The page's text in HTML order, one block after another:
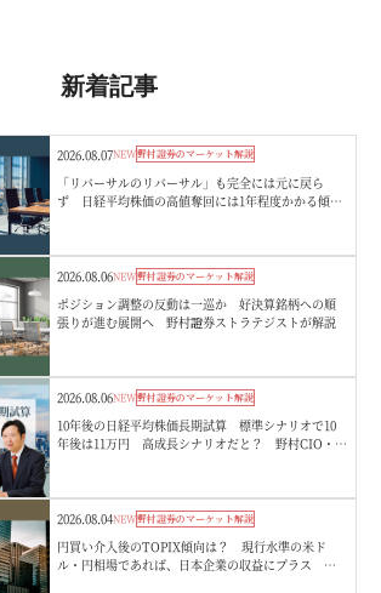
新着記事
2026.08.07NEW野村證券のマーケット解説
「リバーサルのリバーサル」も完全には元に戻ら
ず 日経平均株価の高値奪回には1年程度かかる傾
2026.08.06NEW野村證券のマーケット解説
ポジション調整の反動は一巡か 好決算銘柄への順
張りが進む展開へ 野村證券ストラテジストが解説
2026.08.06NEW野村證券のマーケット解説
10年後の日経平均株価長期試算 標準シナリオで10
年後は11万円 高成長シナリオだと？ 野村CIO・宮
2026.08.04NEW野村證券のマーケット解説
円買い介入後のTOPIX傾向は？ 現行水準の米ド
ル・円相場であれば、日本企業の収益にプラス 野